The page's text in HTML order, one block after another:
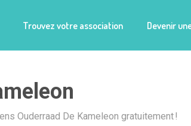
Trouvez votre association Devenir
Ouderraad De Kameleon gratuitement !